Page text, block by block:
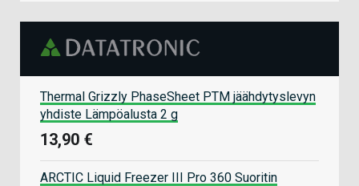
Thermal Grizzly PhaseSheet PTM jäähdytyslevyn
yhdiste Lämpöalusta 2 g
13,90 €
ARCTIC Liquid Freezer III Pro 360 Suoritin